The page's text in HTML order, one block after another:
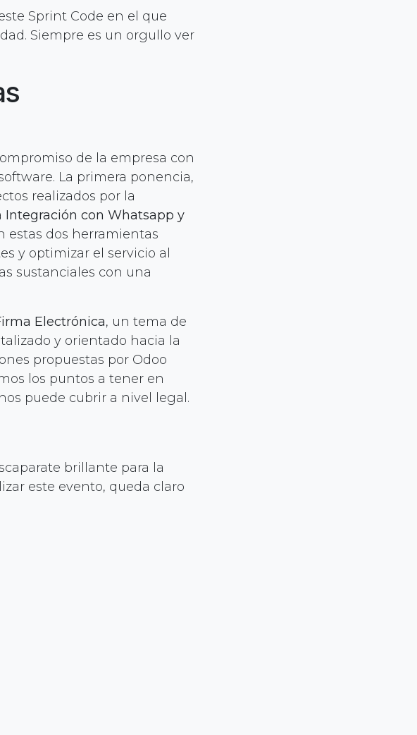
Sprint Code en el que
Siempre es un orgullo ver
de la empresa con
La primera ponencia,
realizados por la
Integración con Whatsapp y
estas dos herramientas
y optimizar el servicio al
sustanciales con una
Electrónica, un tema de
y orientado hacia la
propuestas por Odoo
los puntos a tener en
puede cubrir a nivel legal.
brillante para la
este evento, queda claro